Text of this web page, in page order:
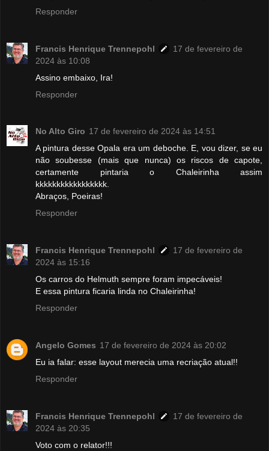
Responder
Francis Henrique Trennepohl
17 de fevereiro de
2024 às 10:08
Assino embaixo, Ira!
Responder
No Alto Giro 17 de fevereiro de 2024 às 14:51
A pintura desse Opala era um deboche. E, vou dizer, se eu
não soubesse (mais que nunca) os riscos de capote,
certamente pintaria o Chaleirinha assim
kkkkkkkkkkkkkkkkk.
Abraços, Poeiras!
Responder
Francis Henrique Trennepohl
17 de fevereiro de
2024 às 15:16
Os carros do Helmuth sempre foram impecáveis!
E essa pintura ficaria linda no Chaleirinha!
Responder
Angelo Gomes 17 de fevereiro de 2024 às 20:02
Eu ia falar: esse layout merecia uma recriação atual!!
Responder
Francis Henrique Trennepohl
17 de fevereiro de
2024 às 20:35
Voto com o relator!!!